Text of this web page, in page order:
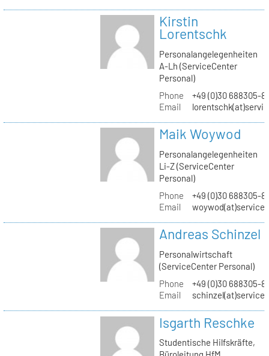
Kirstin
Lorentschk
Personalangelegenheiten
A-Lh (ServiceCenter
Personal)
Phone
+49 (0)30 688305-
Email
Maik Woywod
Personalangelegenheiten
Li-Z (ServiceCenter
Personal)
Phone
+49 (0)30 688305-
Email
Andreas Schinzel
Personalwirtschaft
(ServiceCenter Personal)
Phone
+49 (0)30 688305-
Email
Isgarth Reschke
Studentische Hilfskräfte,